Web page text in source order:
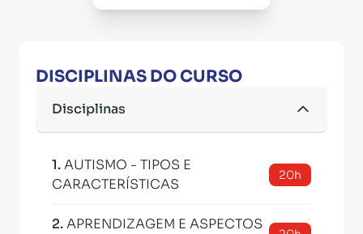
DISCIPLINAS DO CURSO
Disciplinas
1.AUTISMO - TIPOS E
CARACTERÍSTICAS
20h
2.APRENDIZAGEM E ASPECTOS